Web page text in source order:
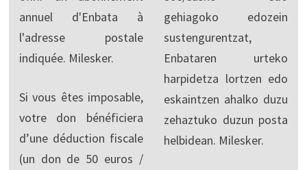
annuel d'Enbata à
l'adresse postale
indiquée. Milesker.
Si vous êtes imposable,
votre don bénéficiera
d’une déduction fiscale
(un don de 50 euros /
gehiagoko edozein
sustengurentzat,
Enbataren urteko
harpidetza lortzen edo
eskaintzen ahalko duzu
zehaztuko duzun posta
helbidean. Milesker.